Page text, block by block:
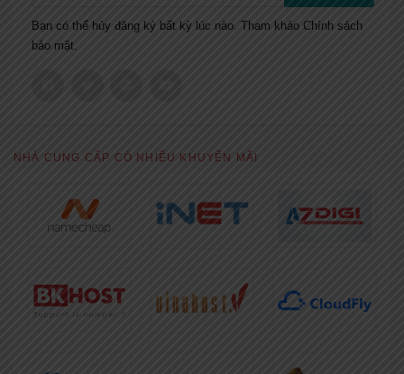
Bạn có thể hủy đăng ký bất kỳ lúc nào. Tham khảo Chính sách
bảo mật.
NHÀ CUNG CẤP CÓ NHIỀU KHUYẾN MÃI